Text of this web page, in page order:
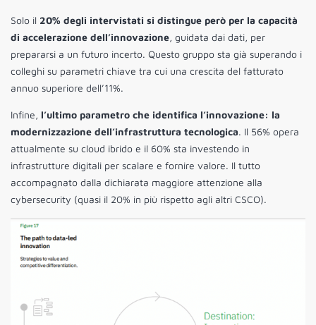
Solo il 20% degli intervistati si distingue però per la capacità
di accelerazione dell’innovazione, guidata dai dati, per
prepararsi a un futuro incerto. Questo gruppo sta già superando i
colleghi su parametri chiave tra cui una crescita del fatturato
annuo superiore dell’11%.
Infine, l’ultimo parametro che identifica l’innovazione: la
modernizzazione dell’infrastruttura tecnologica. Il 56% opera
attualmente su cloud ibrido e il 60% sta investendo in
infrastrutture digitali per scalare e fornire valore. Il tutto
accompagnato dalla dichiarata maggiore attenzione alla
cybersecurity (quasi il 20% in più rispetto agli altri CSCO).